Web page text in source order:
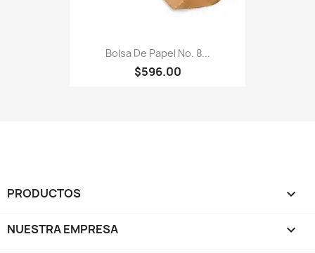
Bolsa De Papel No. 8...
$596.00
PRODUCTOS 
NUESTRA EMPRESA 